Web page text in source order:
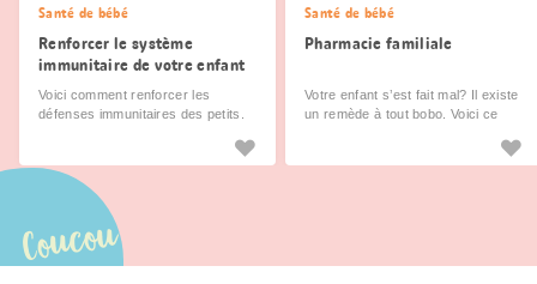
Santé de bébé
Renforcer le système
immunitaire de votre enfant
Voici comment renforcer les
défenses immunitaires des petits.
enfants resterez en bonne santé
toute l’année.
Santé de bébé
Pharmacie familiale
Votre enfant s’est fait mal? Il existe
un remède à tout bobo. Voici ce
Coucou